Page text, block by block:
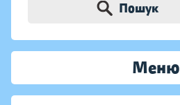
Пошук
Меню